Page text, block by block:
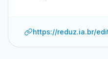
https://reduz.ia.br/